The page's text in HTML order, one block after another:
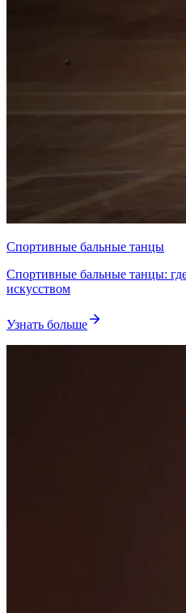
Спортивные бальные танцы
Спортивные бальные танцы: где
искусством
Узнать больше